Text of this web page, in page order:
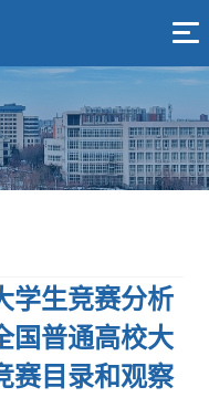
学生竞赛分析
国普通高校大
赛目录和观察